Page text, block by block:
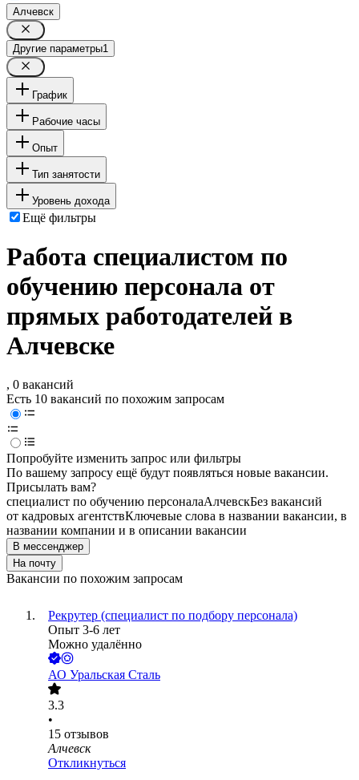
Алчевск
Другие параметры1
График
Рабочие часы
Опыт
Тип занятости
Уровень дохода
Ещё фильтры
Работа специалистом по
обучению персонала от
прямых работодателей в
Алчевске
, 0 вакансий
Есть 10 вакансий по похожим запросам
Попробуйте изменить запрос или фильтры
По вашему запросу ещё будут появляться новые вакансии.
Присылать вам?
специалист по обучению персоналаАлчевскБез вакансий
от кадровых агентствКлючевые слова в названии вакансии, в
названии компании и в описании вакансии
В мессенджер
На почту
Вакансии по похожим запросам
Рекрутер (специалист по подбору персонала)
Опыт 3-6 лет
Можно удалённо
АО Уральская Сталь
3.3
•
15 отзывов
Алчевск
Откликнуться